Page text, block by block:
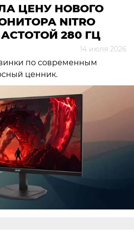
ЦЕНУ НОВОГО
NITRO
280 ГЦ
14 июля 2026
по современным
ценник.